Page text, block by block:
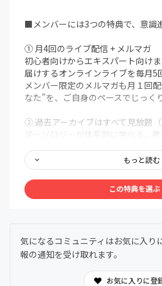
■メンバーには3つの特典で、意識
① 月4回のライブ配信 + メルマガ
初心者向けからエキスパート向け
届けするオンラインライブを毎月5
メンバー限定のメルマガも月１回
なた”を、ご自身のペースでじっく
② 過去アーカイブはすべて見放題（
ヌーソロジーが体系的に学べる、
も、どこでも、自分の好きなタイミ
す。
③ メンバー限定Discordコミュニティ
わからないことは気軽に質問OK。
を共有できます。
もっと読む
この特典を選ぶ
気になるコミュニティはお気に入り
報の通知を受け取れます。
お気に入りに登